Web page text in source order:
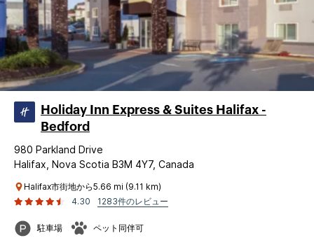
Holiday Inn Express & Suites Halifax -
Bedford
980 Parkland Drive
Halifax, Nova Scotia B3M 4Y7, Canada
Halifax市街地から5.66 mi (9.11 km)
4.30
1283件のレビュー
駐車場 ペット同伴可